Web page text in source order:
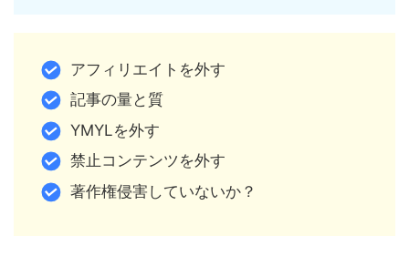
アフィリエイトを外す
記事の量と質
YMYLを外す
禁止コンテンツを外す
著作権侵害していないか？